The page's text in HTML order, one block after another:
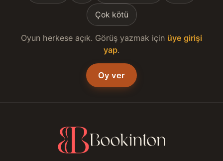
Çok kötü
Oyun herkese açık. Görüş yazmak için üye girişi
yap.
Oy ver